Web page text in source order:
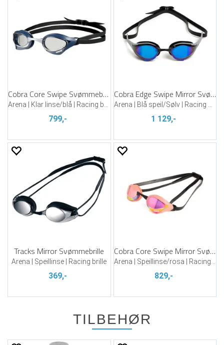
Cobra Core Swipe Svømmebrille
799,-
Cobra Edge Swipe Mirror Svømmebrille
1 129,-
Tracks Mirror Svømmebrille
Arena | Speillinse | Racing brille
369,-
Cobra Core Swipe Mirror Svømmebrille
829,-
TILBEHØR